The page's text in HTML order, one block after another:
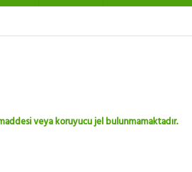
veya koruyucu jel bulunmamaktadır.